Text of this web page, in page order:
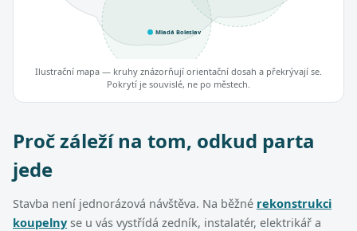
Mladá Boleslav
Ilustrační mapa — kruhy znázorňují orientační dosah a překrývají se.
Pokrytí je souvislé, ne po městech.
Proč záleží na tom, odkud parta
jede
Stavba není jednorázová návštěva. Na běžné rekonstrukci
koupelny se u vás vystřídá zedník, instalatér, elektrikář a